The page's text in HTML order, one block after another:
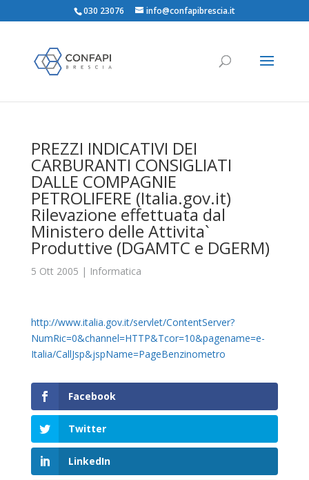
030 23076 info@confapibrescia.it
PREZZI INDICATIVI DEI
CARBURANTI CONSIGLIATI
DALLE COMPAGNIE
PETROLIFERE (Italia.gov.it)
Rilevazione effettuata dal
Ministero delle Attivita`
Produttive (DGAMTC e DGERM)
5 Ott 2005 | Informatica
http://www.italia.gov.it/servlet/ContentServer?
NumRic=0&channel=HTTP&Tcor=10&pagename=e-
Italia/CallJsp&jspName=PageBenzinometro
Facebook
Twitter
LinkedIn